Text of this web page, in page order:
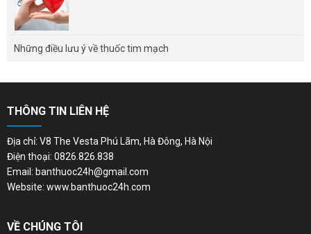
Những điều lưu ý về thuốc tim mạch
THÔNG TIN LIÊN HỆ
Địa chỉ: V8 The Vesta Phú Lãm, Hà Đông, Hà Nội
Điện thoại: 0826.826.838
Email: banthuoc24h@gmail.com
Website: www.banthuoc24h.com
VỀ CHÚNG TÔI